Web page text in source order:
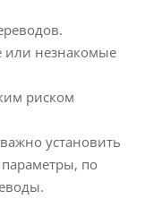
или незнакомые
риском
установить
по